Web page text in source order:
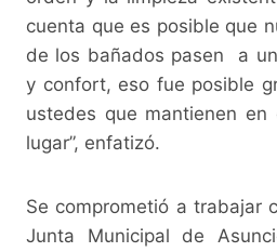
cuenta que es posible que
de los bañados pasen a
y confort, eso fue posible
ustedes que mantienen en
lugar”, enfatizó.
Se comprometió a trabajar
Junta Municipal de